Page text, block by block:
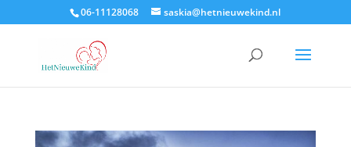
06-11128068 saskia@hetnieuwekind.nl